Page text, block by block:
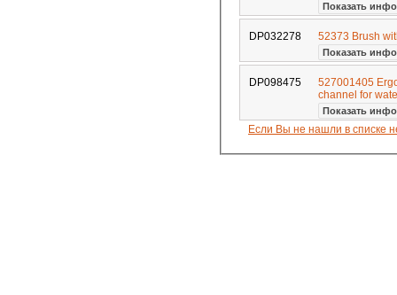
Показать
DP032278 52373 Brush
Показать
DP098475
527001405
channel for
Показать
Если Вы не нашли в списке